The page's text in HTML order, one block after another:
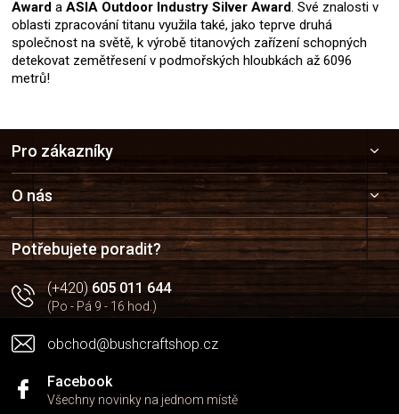
Award a ASIA Outdoor Industry Silver Award. Své znalosti v
oblasti zpracování titanu využila také, jako teprve druhá
společnost na světě, k výrobě titanových zařízení schopných
detekovat zemětřesení v podmořských hloubkách až 6096
metrů!
a
t
í
Pro zákazníky
O nás
Potřebujete poradit?
(+420)605 011 644
(Po - Pá 9 - 16 hod.)
obchod@bushcraftshop.cz
Facebook
Všechny novinky na jednom místě